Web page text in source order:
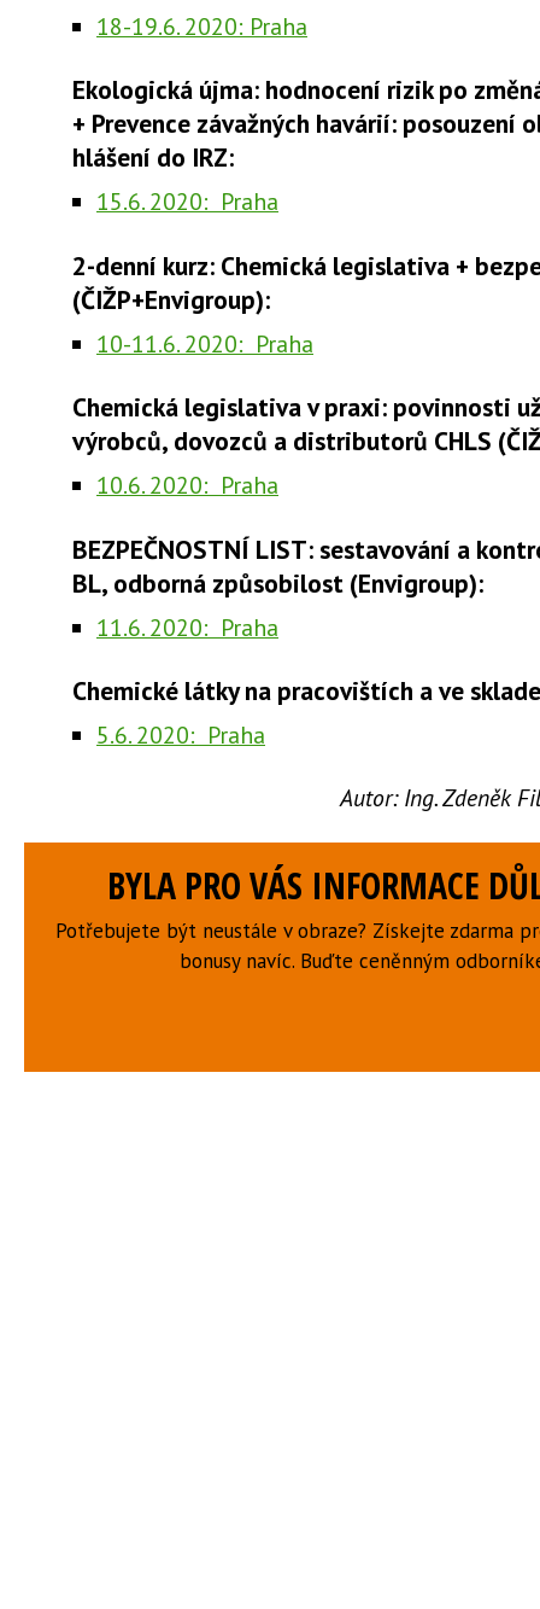
18-19.6. 2020: Praha
Ekologická újma: hodnocení rizik po
+ Prevence závažných havárií: posouzení
hlášení do IRZ:
15.6. 2020: Praha
2-denní kurz: Chemická legislativa +
(ČIŽP+Envigroup):
10-11.6. 2020: Praha
Chemická legislativa v praxi: povinnosti
výrobců, dovozců a distributorů CHLS
10.6. 2020: Praha
BEZPEČNOSTNÍ LIST: sestavování a
BL, odborná způsobilost (Envigroup):
11.6. 2020: Praha
Chemické látky na pracovištích a ve
5.6. 2020: Praha
Autor: Ing. Zdeněk
BYLA PRO VÁS INFORMACE
Potřebujete být neustále v obraze? Získejte zdarma
bonusy navíc. Buďte ceněnným